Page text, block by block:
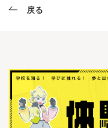
戻る